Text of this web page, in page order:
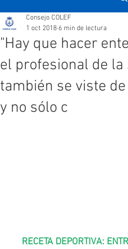
"Hay que hacer
el profesional de la
también se viste
y no sólo c
Consejo COLEF
1 oct 2018 6 min de lectura
RECETA DEPORTIVA: